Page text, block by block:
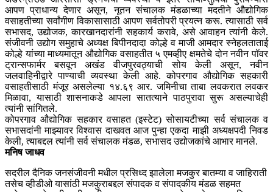
आपण प्राधान्य देणार असून, नूतन संचालक मंडळाच्या मदतीने औद्योगिक
वसाहतीच्या सर्वांगीण विकासासाठी आपण सर्वतोपरी प्रयत्न करू. त्यासाठी सर्व
सभासद, उद्योजक, कारखानदारांनी सहकार्य करावे, असे आवाहन त्यांनी केले.
संजीवनी उद्योग समुहाचे अध्यक्ष बिपीनदादा कोल्हे व माजी आमदार स्नेहलताताई
कोल्हे यांच्या माध्यमातून औद्योगिक वसाहतीत ५ एमव्हीए क्षमतेचे दोन नवीन पॉवर
ट्रान्सफार्मर बसवून अखंड वीजपुरवठ्याची सोय केली असून, नवीन
जलवाहिनीद्वारे पाण्याची व्यवस्था केली आहे. कोपरगाव औद्योगिक सहकारी
वसाहतीसाठी मंजूर असलेल्या १४.६९ आर. जमिनीचा ताबा लवकरात लवकर
मिळावा, यासाठी शासनाकडे आपला सातत्याने पाठपुरावा सुरू असल्याचेही
त्यांनी सांगितले.
कोपरगाव औद्योगिक सहकार वसाहत (इस्टेट) सोसायटीच्या सर्व संचालक व
सभासदांनी माझ्यावर विश्वास दाखवत आज पुन्हा एकदा माझी अध्यक्षपदी निवड
केली, त्याबद्दल त्यांनी सर्व संचालक मंडळ, सभासद उद्योजकांचे आभार मानले.
मनिष जाधव
सदरील दैनिक जनसंजीवनी मधील प्रसिध्द झालेला मजकुर बातम्या व जाहिराती
तसेच व्हीडीओ यासांठी मजकुराबद्दल संपादक व संपादकीय मंडळ सहमत